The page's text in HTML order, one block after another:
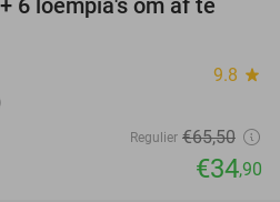
47%
6 loempia's om af te
9.8 star
Regulier €65,50
€34,90